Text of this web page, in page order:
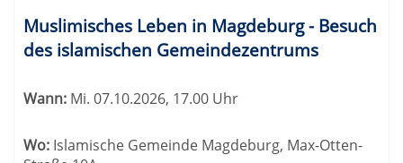
Muslimisches Leben in Magdeburg - Besuch
des islamischen Gemeindezentrums
Wann: Mi. 07.10.2026, 17.00 Uhr
Wo: Islamische Gemeinde Magdeburg, Max-Otten-